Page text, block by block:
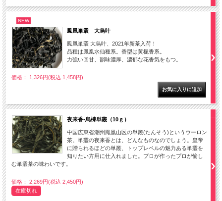
NEW
鳳凰単叢 大烏叶
鳳凰単叢 大烏叶、2021年新茶入荷！
品種は鳳凰水仙種系。香型は黄梔香系。
力強い回甘、韻味濃厚、濃郁な花香気をもつ。
価格： 1,326円(税込 1,458円)
夜来香-烏棟単叢（10ｇ）
中国広東省潮州鳳凰山区の単叢(たんそう)というウーロン
茶。単叢の夜来香とは、どんなものなのでしょう。皇帝
に贈られるほどの単叢、トップレベルの魅力ある単叢を
知りたい方用に仕入れました。プロが作ったプロが愉し
む単叢茶の味わいです。
価格： 2,269円(税込 2,450円)
在庫切れ